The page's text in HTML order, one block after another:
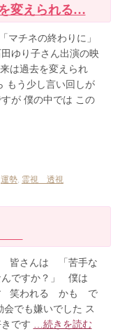
変えられる…
ネの終わりに」
ゆり子さん出演の映
は過去を変えられ
もう少し言い回しが
僕の中では この
運勢, 霊視 透視
…
んは 「苦手な
んですか？」 僕は
笑われる かも で
会でも嫌いでした ス
です
…続きを読む